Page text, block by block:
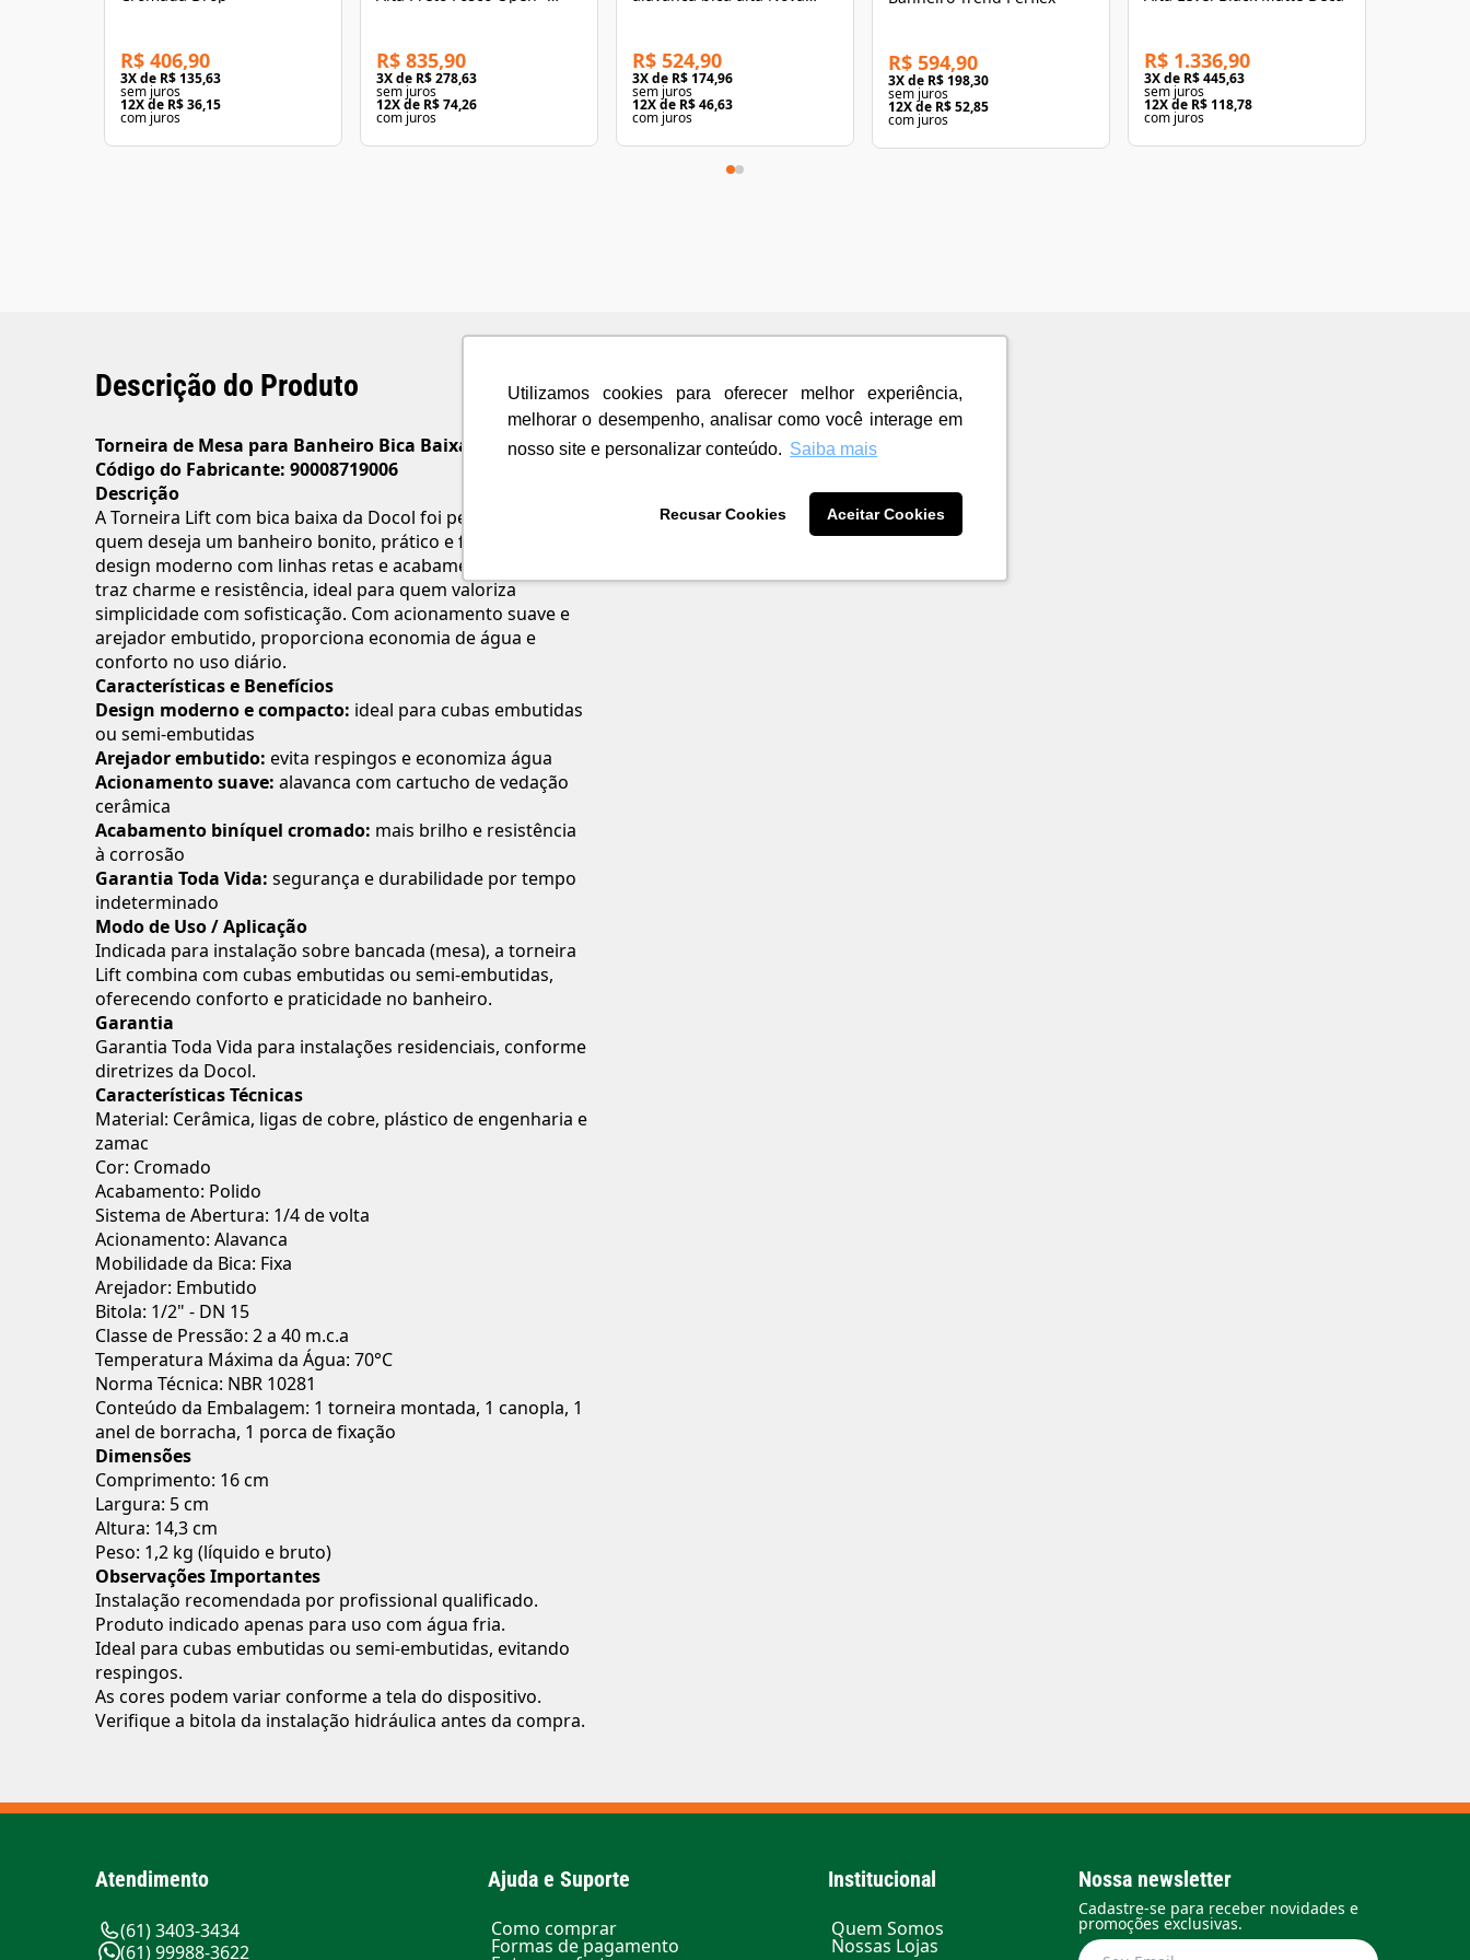
Utilizamos cookies para oferecer melhor experiência,
melhorar o desempenho, analisar como você interage em
nosso site e personalizar conteúdo. Saiba mais
Recusar Cookies Aceitar Cookies
R$ 406,90
3X de R$ 135,63
sem juros
12X de R$ 36,15
com juros
R$ 835,90
3X de R$ 278,63
sem juros
12X de R$ 74,26
com juros
R$ 524,90
3X de R$ 174,96
sem juros
12X de R$ 46,63
com juros
R$ 594,90
3X de R$ 198,30
sem juros
12X de R$ 52,85
com juros
R$ 1.336,90
3X de R$ 445,63
sem juros
12X de R$ 118,78
com juros
Descrição do Produto
Torneira de Mesa para Banheiro Bica Baixa Lift Cromado
Código do Fabricante: 90008719006
Descrição
A Torneira Lift com bica baixa da Docol foi pensada para
quem deseja um banheiro bonito, prático e funcional. Seu
design moderno com linhas retas e acabamento cromado
traz charme e resistência, ideal para quem valoriza
simplicidade com sofisticação. Com acionamento suave e
arejador embutido, proporciona economia de água e
conforto no uso diário.
Características e Benefícios
Design moderno e compacto: ideal para cubas embutidas
ou semi-embutidas
Arejador embutido: evita respingos e economiza água
Acionamento suave: alavanca com cartucho de vedação
cerâmica
Acabamento biníquel cromado: mais brilho e resistência
à corrosão
Garantia Toda Vida: segurança e durabilidade por tempo
indeterminado
Modo de Uso / Aplicação
Indicada para instalação sobre bancada (mesa), a torneira
Lift combina com cubas embutidas ou semi-embutidas,
oferecendo conforto e praticidade no banheiro.
Garantia
Garantia Toda Vida para instalações residenciais, conforme
diretrizes da Docol.
Características Técnicas
Material: Cerâmica, ligas de cobre, plástico de engenharia e
zamac
Cor: Cromado
Acabamento: Polido
Sistema de Abertura: 1/4 de volta
Acionamento: Alavanca
Mobilidade da Bica: Fixa
Arejador: Embutido
Bitola: 1/2" - DN 15
Classe de Pressão: 2 a 40 m.c.a
Temperatura Máxima da Água: 70°C
Norma Técnica: NBR 10281
Conteúdo da Embalagem: 1 torneira montada, 1 canopla, 1
anel de borracha, 1 porca de fixação
Dimensões
Comprimento: 16 cm
Largura: 5 cm
Altura: 14,3 cm
Peso: 1,2 kg (líquido e bruto)
Observações Importantes
Instalação recomendada por profissional qualificado.
Produto indicado apenas para uso com água fria.
Ideal para cubas embutidas ou semi-embutidas, evitando
respingos.
As cores podem variar conforme a tela do dispositivo.
Verifique a bitola da instalação hidráulica antes da compra.
Atendimento
(61) 3403-3434
(61) 99988-3622
Ajuda e Suporte
Como comprar
Formas de pagamento
Institucional
Quem Somos
Nossas Lojas
Nossa newsletter
Cadastre-se para receber novidades e
promoções exclusivas.